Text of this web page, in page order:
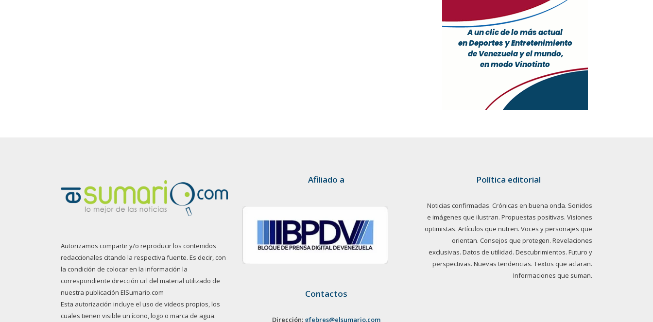
Autorizamos compartir y/o reproducir los contenidos
redaccionales citando la respectiva fuente. Es decir, con
la condición de colocar en la información la
correspondiente dirección url del material utilizado de
nuestra publicación ElSumario.com
Esta autorización incluye el uso de videos propios, los
cuales tienen visible un ícono, logo o marca de agua.
Afiliado a
Contactos
Dirección: gfebres@elsumario.com
Política editorial
Noticias confirmadas. Crónicas en buena onda. Sonidos
e imágenes que ilustran. Propuestas positivas. Visiones
optimistas. Artículos que nutren. Voces y personajes que
orientan. Consejos que protegen. Revelaciones
exclusivas. Datos de utilidad. Descubrimientos. Futuro y
perspectivas. Nuevas tendencias. Textos que aclaran.
Informaciones que suman.